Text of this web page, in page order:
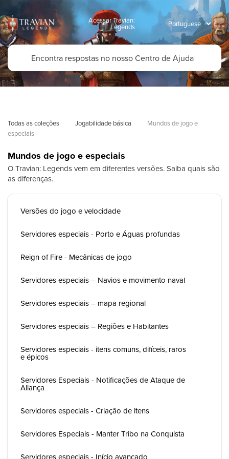
Acessar Travian:
Legends
Todas as coleções Jogabilidade básica
Mundos de jogo e
especiais
Mundos de jogo e especiais
O Travian: Legends vem em diferentes versões. Saiba quais são
as diferenças.
Versões do jogo e velocidade
Servidores especiais - Porto e Águas profundas
Reign of Fire - Mecânicas de jogo
Servidores especiais – Navios e movimento naval
Servidores especiais – mapa regional
Servidores especiais – Regiões e Habitantes
Servidores especiais - itens comuns, difíceis, raros
e épicos
Servidores Especiais - Notificações de Ataque de
Aliança
Servidores especiais - Criação de itens
Servidores Especiais - Manter Tribo na Conquista
Servidores especiais - Início avançado